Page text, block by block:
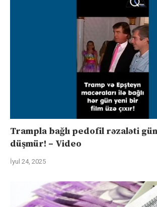
Trampla bağlı pedofil rəzaləti
düşmür! – Video
İyul 24, 2025